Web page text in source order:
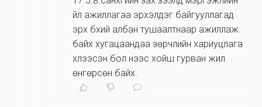
үйл ажиллагаа эрхэлдэг байгууллагад
эрх бүхий албан тушаалтнаар ажиллаж
байх хугацаандаа зөрчлийн хариуцлага
хүлээсэн бол үүнээс хойш гурван жил
өнгөрсөн байх.